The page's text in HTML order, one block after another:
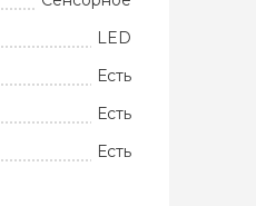
LED
Есть
Есть
Есть